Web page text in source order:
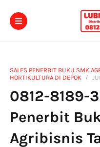
SALES PENERBIT BUKU SMK
HORTIKULTURA DI DEPOK
0812-8189-
Penerbit
Agribisnis